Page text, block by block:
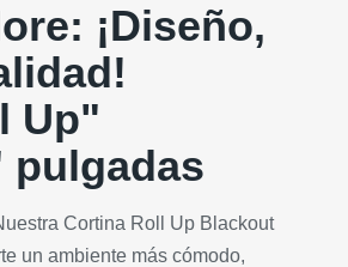
¡Diseño,
Up"
pulgadas
Cortina Roll Up Blackout
un ambiente más cómodo,